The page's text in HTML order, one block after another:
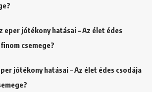
eper jótékony hatásai – Az élet édes
csemege?
jótékony hatásai – Az élet édes csodája